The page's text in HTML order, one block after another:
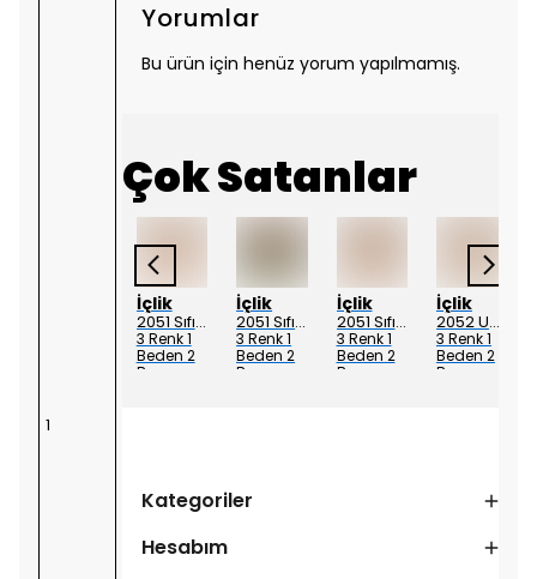
1
Yorumlar
Bu ürün için henüz yorum yapılmamış.
Çok Satanlar
İçlik
2051 Sıfır Kol Penye içlik Elbise - Ekru
3 Renk 1
Beden 2
Boy
İçlik
2051 Sıfır Kol Penye içlik Elbise - Siyah
3 Renk 1
Beden 2
Boy
İçlik
2051 Sıfır Kol Penye içlik Elbise - Ten
3 Renk 1
Beden 2
Boy
İçlik
2052 Uzun Kol Penye İçlik Elbise - Ekru
3 Renk 1
Beden 2
Boy
Kategoriler
Hesabım